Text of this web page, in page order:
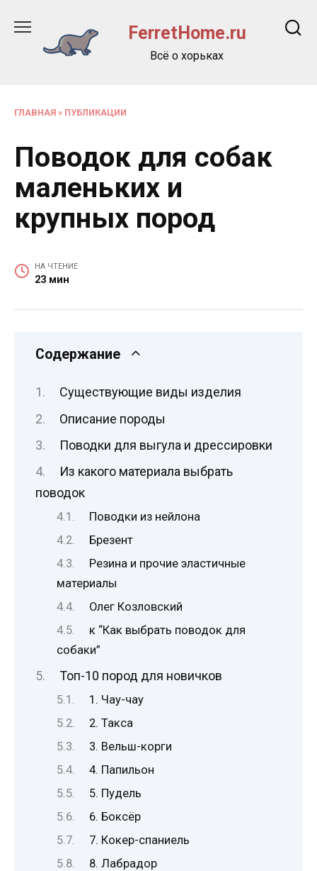
содержанию
FerretHome.ru
Всё о хорьках
ГЛАВНАЯ » ПУБЛИКАЦИИ
Поводок для собак
маленьких и
крупных пород
НА ЧТЕНИЕ
23 мин
Содержание
Существующие виды изделия
Описание породы
Поводки для выгула и дрессировки
Из какого материала выбрать
поводок
Поводки из нейлона
Брезент
Резина и прочие эластичные
материалы
Олег Козловский
к “Как выбрать поводок для
собаки”
Топ-10 пород для новичков
1. Чау-чау
2. Такса
3. Вельш-корги
4. Папильон
5. Пудель
6. Боксёр
7. Кокер-спаниель
8. Лабрадор